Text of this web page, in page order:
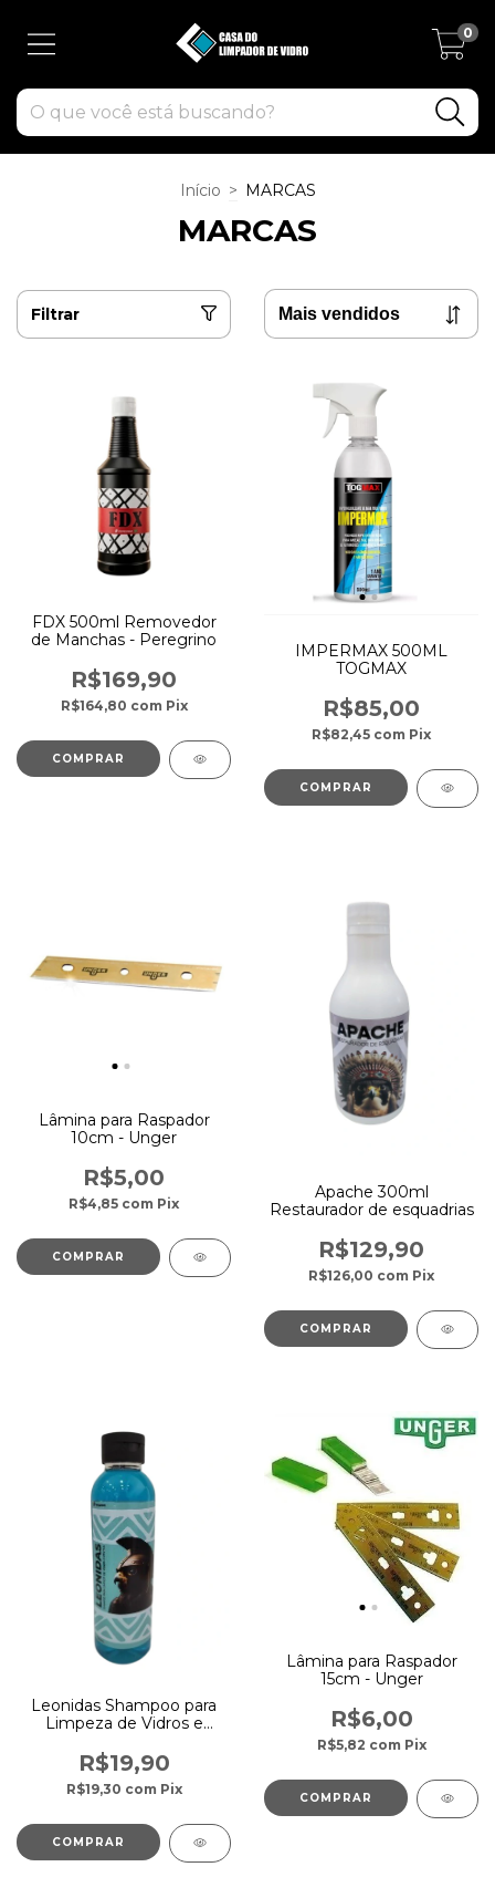
0
Início > MARCAS
MARCAS
Filtrar
FDX 500ml Removedor
de Manchas - Peregrino
R$169,90
R$164,80 com Pix
IMPERMAX 500ML
TOGMAX
R$85,00
R$82,45 com Pix
Lâmina para Raspador
10cm - Unger
R$5,00
R$4,85 com Pix
Apache 300ml
Restaurador de esquadrias
R$129,90
R$126,00 com Pix
Leonidas Shampoo para
Limpeza de Vidros e
R$19,90
R$19,30 com Pix
Lâmina para Raspador
15cm - Unger
R$6,00
R$5,82 com Pix